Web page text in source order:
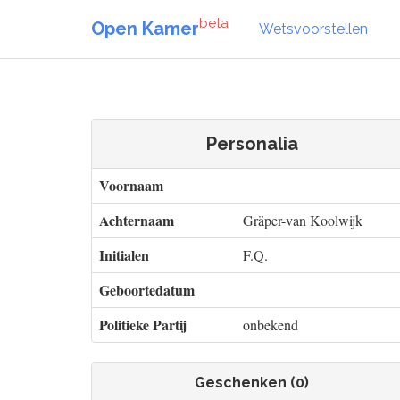
Open Kamerbeta Wetsvoorstellen
Personalia
Voornaam
Achternaam
Gräper-van Koolwijk
Initialen F.Q.
Geboortedatum
Politieke Partij
onbekend
Geschenken (0)